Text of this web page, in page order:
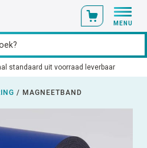
MENU
standaard uit voorraad leverbaar
/ MAGNEETBAND